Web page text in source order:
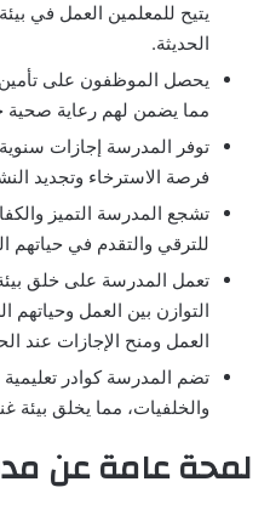
يتيح للمعلمين العمل في
الحديثة.
يحصل الموظفون على
مما يضمن لهم رعاية صحية
توفر المدرسة إجازات
فرصة الاسترخاء وتجديد
تشجع المدرسة التميز
للترقي والتقدم في حياتهم
تعمل المدرسة على خلق
التوازن بين العمل
العمل ومنح الإجازات عند
تضم المدرسة كوادر
والخلفيات، مما يخلق بيئة
لمحة عامة عن